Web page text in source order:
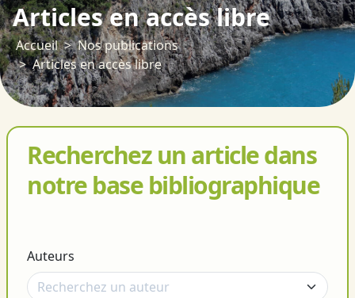
Articles en accès libre
Accueil
Nos publications
Articles en accès libre
Recherchez un article dans
notre base bibliographique
Auteurs